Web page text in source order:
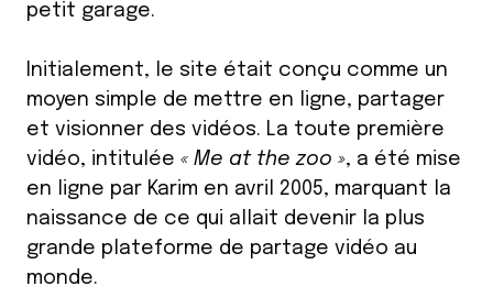
petit garage.
Initialement, le site était conçu comme un
moyen simple de mettre en ligne, partager
et visionner des vidéos. La toute première
vidéo, intitulée « Me at the zoo », a été mise
en ligne par Karim en avril 2005, marquant la
naissance de ce qui allait devenir la plus
grande plateforme de partage vidéo au
monde.